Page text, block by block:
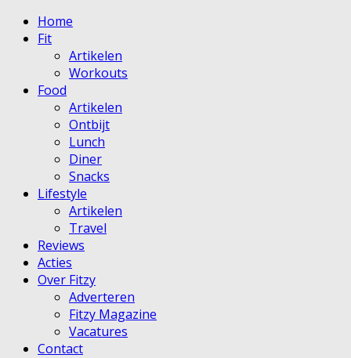
Home
Fit
Artikelen
Workouts
Food
Artikelen
Ontbijt
Lunch
Diner
Snacks
Lifestyle
Artikelen
Travel
Reviews
Acties
Over Fitzy
Adverteren
Fitzy Magazine
Vacatures
Contact